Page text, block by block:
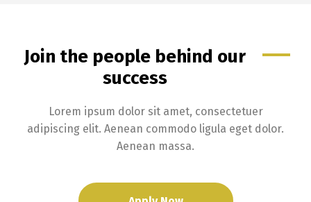
Join the people behind our
success
Lorem ipsum dolor sit amet, consectetuer
adipiscing elit. Aenean commodo ligula eget dolor.
Aenean massa.